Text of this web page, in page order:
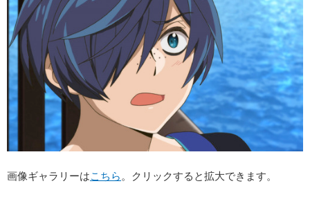
画像ギャラリーはこちら 。クリックすると拡大できます。